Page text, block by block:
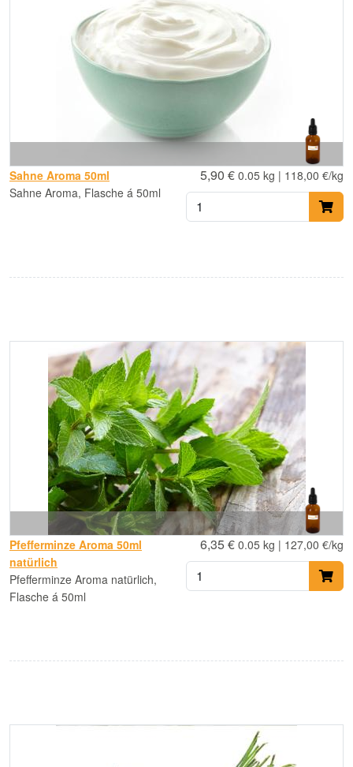
Sahne Aroma 50ml
Sahne Aroma, Flasche á 50ml
5,90 € 0.05 kg | 118,00 €/kg
Pfefferminze Aroma 50ml
natürlich
Pfefferminze Aroma natürlich,
Flasche á 50ml
6,35 € 0.05 kg | 127,00 €/kg